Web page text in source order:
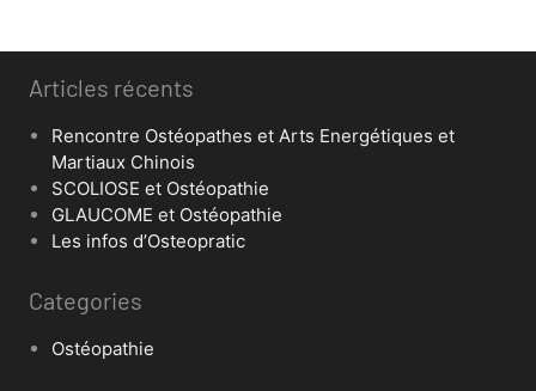
Articles récents
Rencontre Ostéopathes et Arts Energétiques et
Martiaux Chinois
SCOLIOSE et Ostéopathie
GLAUCOME et Ostéopathie
Les infos d’Osteopratic
Categories
Ostéopathie